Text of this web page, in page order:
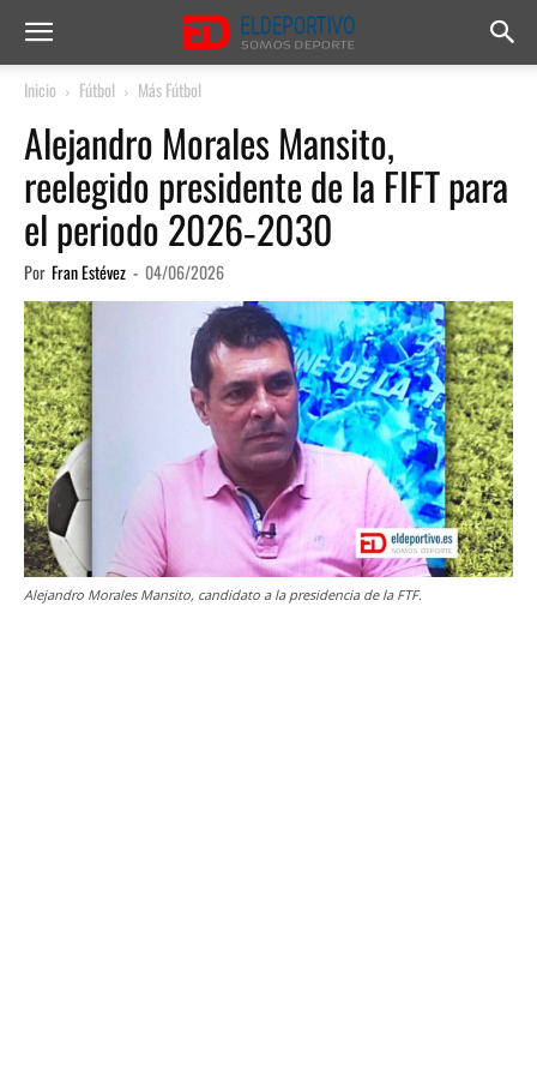
Inicio Fútbol Más Fútbol
Alejandro Morales Mansito,
reelegido presidente de la FIFT para
el periodo 2026‑2030
Por Fran Estévez - 04/06/2026
Alejandro Morales Mansito, candidato a la presidencia de la FTF.